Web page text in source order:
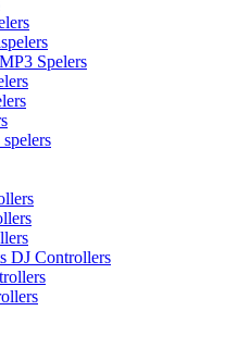
Spelers
DJ Controllers